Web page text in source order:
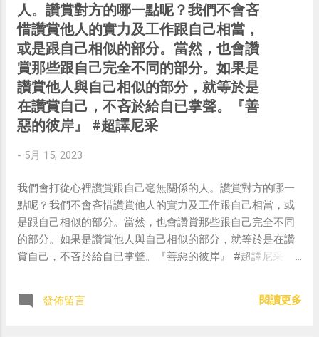
人。讚賞對方的哪一點呢？我們不會吝
惜讚賞他人的實力及工作跟自己相當，
或是跟自己相似的部分。當然，也會讚
賞那些跟自己完全不同的部分。如果是
讚賞他人與自己相似的部分，就等於是
在讚賞自己，不吝於給自已掌聲。『善
惡的彼岸』 #超譯尼采
- 5月 15, 2023
我們會打從心裡讚賞跟自己毫無關係的人。讚賞對方的哪一
點呢？我們不會吝惜讚賞他人的實力及工作跟自己相當，或
是跟自己相似的部分。當然，也會讚賞那些跟自己完全不同
的部分。如果是讚賞他人與自己相似的部分，就等於是在讚
賞自己，不吝於給自已掌聲。『善惡的彼岸』 #超譯尼采 —
2023
發佈留言 閱讀更多